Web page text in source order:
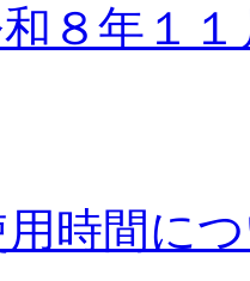
和８年１
時間に